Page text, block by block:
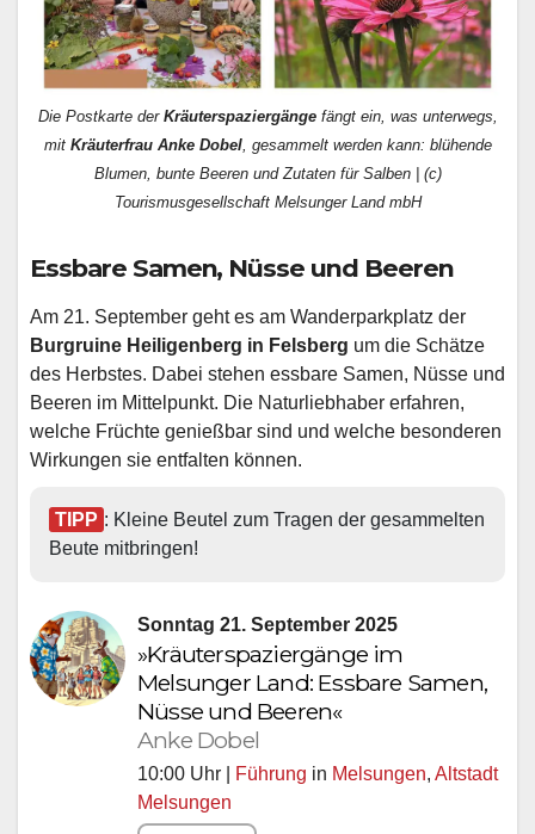
Die Postkarte der Kräuterspaziergängefängt ein, was unterwegs,
mit Kräuterfrau Anke Dobel, gesammelt werden kann: blühende
Blumen, bunte Beeren und Zutaten für Salben | (c)
Tourismusgesellschaft Melsunger Land mbH
Essbare Samen, Nüsse und Beeren
Am 21. September geht es am Wanderparkplatz der
Burgruine Heiligenberg in Felsberg um die Schätze
des Herbstes. Dabei stehen essbare Samen, Nüsse und
Beeren im Mittelpunkt. Die Naturliebhaber erfahren,
welche Früchte genießbar sind und welche besonderen
Wirkungen sie entfalten können.
TIPP : Kleine Beutel zum Tragen der gesammelten
Beute mitbringen!
Sonntag 21. September 2025
»Kräuterspaziergänge im
Melsunger Land: Essbare Samen,
Nüsse und Beeren«
Anke Dobel
10:00 Uhr | Führung in Melsungen, Altstadt
Melsungen